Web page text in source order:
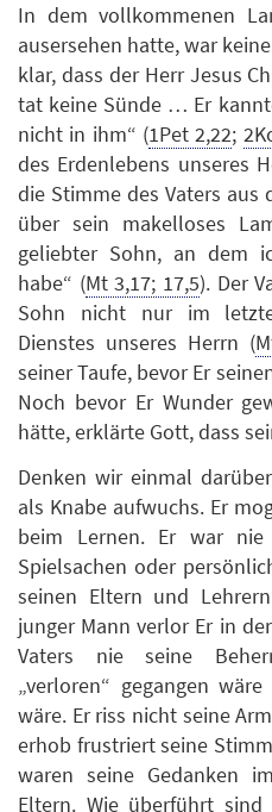
In dem vollkommenen
ausersehen hatte, war
klar, dass der Herr Jesus
tat keine Sünde … Er
nicht in ihm“ (1Pet 2,22;
des Erdenlebens unseres
die Stimme des Vaters
über sein makelloses
geliebter Sohn, an dem
habe“ (Mt 3,17; 17,5). Der
Sohn nicht nur im
Dienstes unseres Herrn (
seiner Taufe, bevor Er
Noch bevor Er Wunder
hätte, erklärte Gott, dass
Denken wir einmal
als Knabe aufwuchs. Er
beim Lernen. Er war
Spielsachen oder
seinen Eltern und
junger Mann verlor Er in
Vaters nie seine
„verloren“ gegangen
wäre. Er riss nicht seine
erhob frustriert seine
waren seine Gedanken
Eltern. Wie überführt